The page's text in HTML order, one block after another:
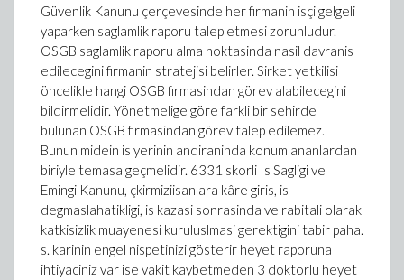
Güvenlik Kanunu çerçevesinde her firmanin isçi gelgeli
yaparken saglamlik raporu talep etmesi zorunludur.
OSGB saglamlik raporu alma noktasinda nasil davranis
edilecegini firmanin stratejisi belirler. Sirket yetkilisi
öncelikle hangi OSGB firmasindan görev alabilecegini
bildirmelidir. Yönetmelige göre farkli bir sehirde
bulunan OSGB firmasindan görev talep edilemez.
Bunun midein is yerinin andiraninda konumlananlardan
biriyle temasa geçmelidir. 6331 skorli Is Sagligi ve
Emingi Kanunu, çkirmiziisanlara kâre giris, is
degmaslahatikligi, is kazasi sonrasinda ve rabitali olarak
katkisizlik muayenesi kuruluslmasi gerektigini tabir paha.
s. karinin engel nispetinizi gösterir heyet raporuna
ihtiyaciniz var ise vakit kaybetmeden 3 doktorlu heyet